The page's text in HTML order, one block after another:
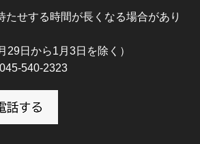
せする時間が長くなる場合があり
29日から1月3日を除く）
540-2323